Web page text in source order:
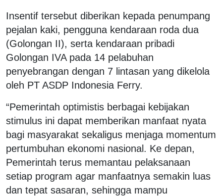
Insentif tersebut diberikan kepada penumpang
pejalan kaki, pengguna kendaraan roda dua
(Golongan II), serta kendaraan pribadi
Golongan IVA pada 14 pelabuhan
penyebrangan dengan 7 lintasan yang dikelola
oleh PT ASDP Indonesia Ferry.
“Pemerintah optimistis berbagai kebijakan
stimulus ini dapat memberikan manfaat nyata
bagi masyarakat sekaligus menjaga momentum
pertumbuhan ekonomi nasional. Ke depan,
Pemerintah terus memantau pelaksanaan
setiap program agar manfaatnya semakin luas
dan tepat sasaran, sehingga mampu